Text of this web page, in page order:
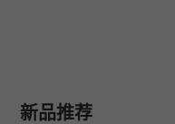
新品推荐